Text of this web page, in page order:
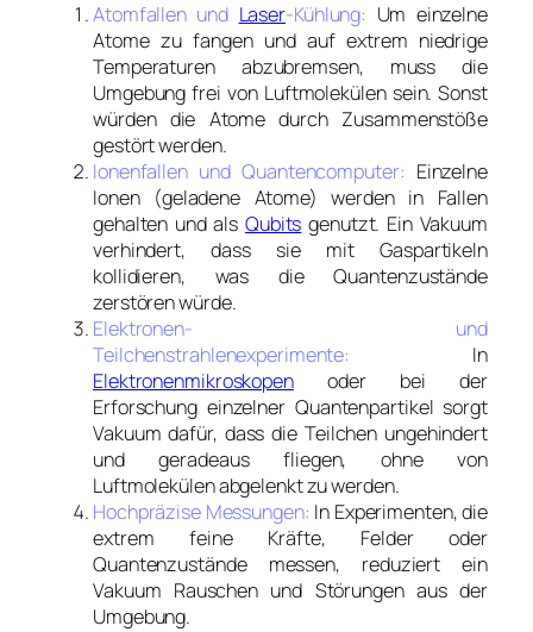
Atomfallen und Laser-Kühlung: Um einzelne
Atome zu fangen und auf extrem niedrige
Temperaturen abzubremsen, muss die
Umgebung frei von Luftmolekülen sein. Sonst
würden die Atome durch Zusammenstöße
gestört werden.
Ionenfallen und Quantencomputer: Einzelne
Ionen (geladene Atome) werden in Fallen
gehalten und als Qubits genutzt. Ein Vakuum
verhindert, dass sie mit Gaspartikeln
kollidieren, was die Quantenzustände
zerstören würde.
Elektronen- und
Teilchenstrahlenexperimente:
In
Elektronenmikroskopenoder bei der
Erforschung einzelner Quantenpartikel sorgt
Vakuum dafür, dass die Teilchen ungehindert
und geradeaus fliegen, ohne von
Luftmolekülen abgelenkt zu werden.
Hochpräzise Messungen: In Experimenten, die
extrem feine Kräfte, Felder oder
Quantenzustände messen, reduziert ein
Vakuum Rauschen und Störungen aus der
Umgebung.